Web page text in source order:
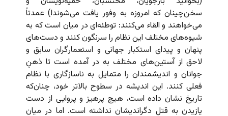
سخن‌چینان که امروزه به وفور یافت می‌شوند!) عمدتاً
می‌خواهند و القاء می‌کنند: توطئه‌ای در میان است که به
شیوه‌های مختلف این نظام را سرنگون کنند و دست‌های
پنهان و پیدای استکبار جهانی و استعمارگران سابق و
لاحق از آستین‌های مختلف به در آمده است تا ذهنِ
جوانان و اندیشمندان را متمایل به ناسازگاری با نظام
فعلی کنند. این اندیشه در سطوح بالاتر خود، چنان‌که
تاریخ نشان داده است، هیچ پرهیز و پروایی از دست
یازیدن به قتل دگراندیشان نداشته است. اما در میان